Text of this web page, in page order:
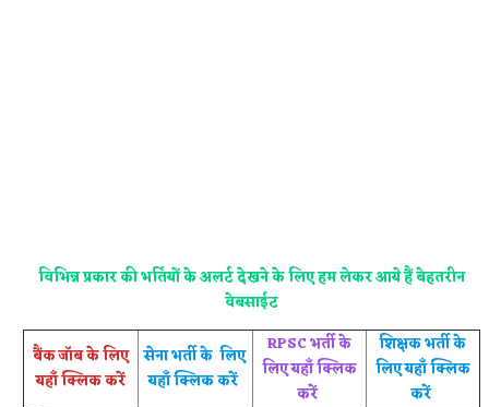
विभिन्न प्रकार की भर्तियों के अलर्ट देखने के लिए हम लेकर आये हैं बेहतरीन
वेबसाईट
बैंक जॉब के लिए
यहाँ क्लिक करें
सेना भर्ती के लिए
यहाँ क्लिक करें
RPSC भर्ती के
लिए यहाँ क्लिक
करें
शिक्षक भर्ती के
लिए यहाँ क्लिक
करें